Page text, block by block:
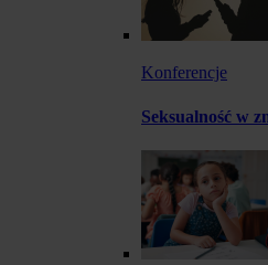
Konferencje
Seksualność w